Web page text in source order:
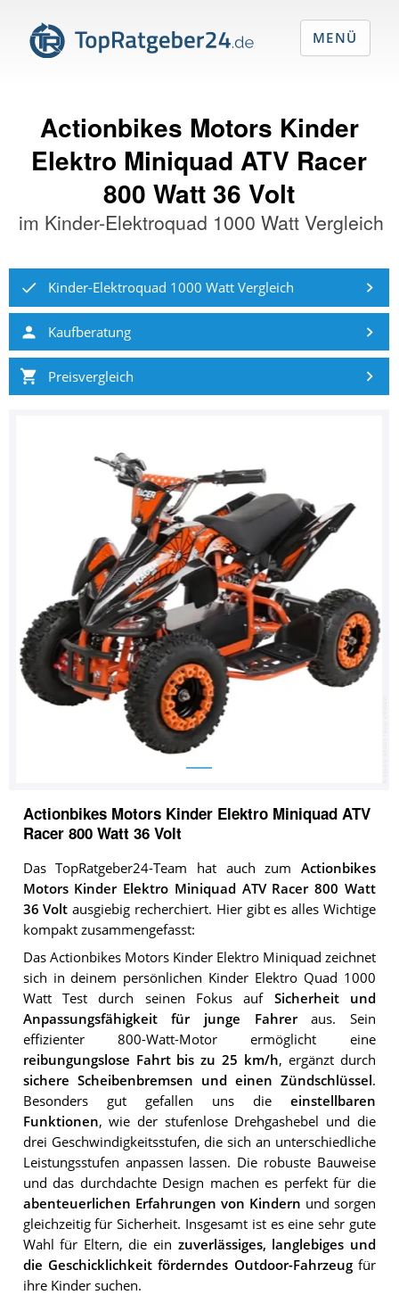
Actionbikes Motors Kinder
Elektro Miniquad ATV Racer
800 Watt 36 Volt
im Kinder-Elektroquad 1000 Watt Vergleich
Kinder-Elektroquad 1000 Watt Vergleich
Kaufberatung
Preisvergleich
Actionbikes Motors Kinder Elektro Miniquad ATV
Racer 800 Watt 36 Volt
Das TopRatgeber24-Team hat auch zum Actionbikes
Motors Kinder Elektro Miniquad ATV Racer 800 Watt
36 Volt ausgiebig recherchiert. Hier gibt es alles Wichtige
kompakt zusammengefasst:
Das Actionbikes Motors Kinder Elektro Miniquad zeichnet
sich in deinem persönlichen Kinder Elektro Quad 1000
Watt Test durch seinen Fokus auf Sicherheit und
Anpassungsfähigkeit für junge Fahreraus. Sein
effizienter 800-Watt-Motor ermöglicht eine
reibungungslose Fahrt bis zu 25 km/h, ergänzt durch
sichere Scheibenbremsen und einen Zündschlüssel.
Besonders gut gefallen uns die einstellbaren
Funktionen, wie der stufenlose Drehgashebel und die
drei Geschwindigkeitsstufen, die sich an unterschiedliche
Leistungsstufen anpassen lassen. Die robuste Bauweise
und das durchdachte Design machen es perfekt für die
abenteuerlichen Erfahrungen von Kindern und sorgen
gleichzeitig für Sicherheit. Insgesamt ist es eine sehr gute
Wahl für Eltern, die ein zuverlässiges, langlebiges und
die Geschicklichkeit förderndes Outdoor-Fahrzeugfür
ihre Kinder suchen.
MENÜ